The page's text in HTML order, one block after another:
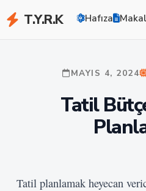
T.Y.R.K Hafıza
MAYIS 4, 2024
Tatil
Tatil planlamak heyecan